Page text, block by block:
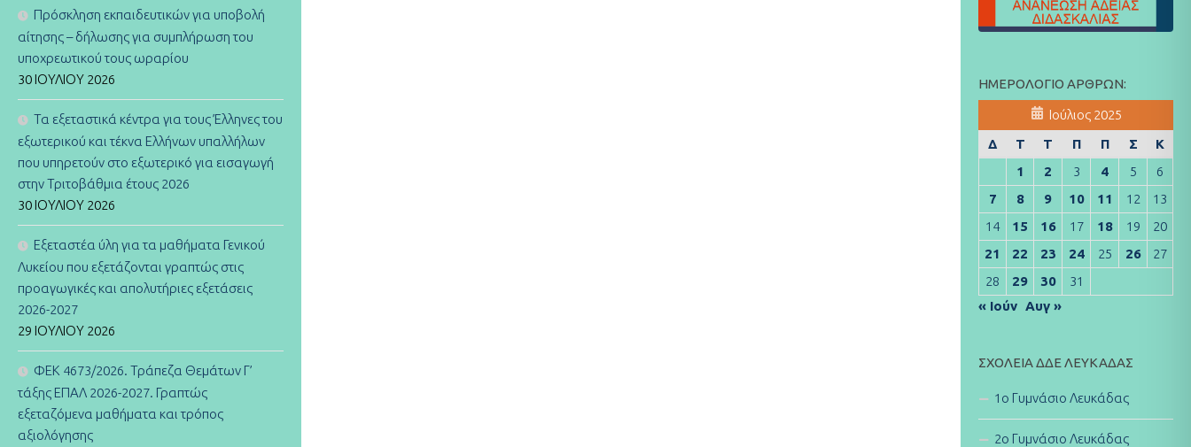
Πρόσκληση εκπαιδευτικών για υποβολή
αίτησης – δήλωσης για συμπλήρωση του
υποχρεωτικού τους ωραρίου
30 ΙΟΥΛΊΟΥ 2026
Τα εξεταστικά κέντρα για τους Έλληνες του
εξωτερικού και τέκνα Ελλήνων υπαλλήλων
που υπηρετούν στο εξωτερικό για εισαγωγή
στην Τριτοβάθμια έτους 2026
30 ΙΟΥΛΊΟΥ 2026
Εξεταστέα ύλη για τα μαθήματα Γενικού
Λυκείου που εξετάζονται γραπτώς στις
προαγωγικές και απολυτήριες εξετάσεις
2026-2027
29 ΙΟΥΛΊΟΥ 2026
ΦΕΚ 4673/2026. Τράπεζα Θεμάτων Γ’
τάξης ΕΠΑΛ 2026-2027. Γραπτώς
εξεταζόμενα μαθήματα και τρόπος
αξιολόγησης
ΗΜΕΡΟΛΌΓΙΟ ΆΡΘΡΩΝ:
Ιούλιος 2025
Δ
Τ Τ Π Π Σ
Κ
1
2 3 4 5
6
7
8 9 10 11 12
13
14
15 16 17 18 19
20
21
22 23 24 25 26
27
28
29 30
31
« Ιούν Αυγ »
ΣΧΟΛΕΊΑ ΔΔΕ ΛΕΥΚΆΔΑΣ
1ο Γυμνάσιο Λευκάδας
2ο Γυμνάσιο Λευκάδας